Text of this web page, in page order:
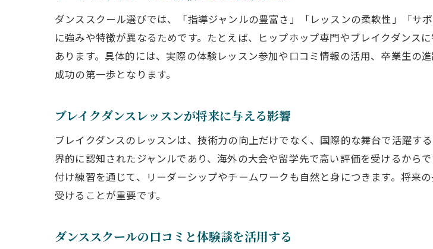
ダンススクール選びでは、「指導ジャンルの豊富さ」「レッスンの柔軟性」「サ
に強みや特徴が異なるためです。たとえば、ヒップホップ専門やブレイクダンス
あります。具体的には、実際の体験レッスン参加や口コミ情報の活用、卒業生の
成功の第一歩となります。
ブレイクダンスレッスンが将来に与える影響
ブレイクダンスのレッスンは、技術力の向上だけでなく、国際的な舞台で活躍す
界的に認知されたジャンルであり、海外の大会や留学先で高い評価を受けるから
付け練習を通じて、リーダーシップやチームワークも自然と身につきます。将来
受けることが重要です。
ダンススクールの口コミと体験談を活用する